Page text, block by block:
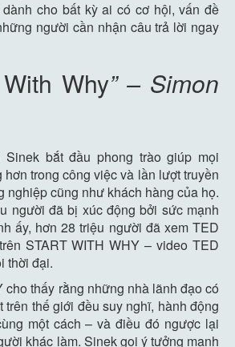
cho bất kỳ ai có cơ hội, vấn đề
người cần nhận câu trả lời ngay
Why” – Simon
Sinek bắt đầu phong trào giúp mọi
trong công việc và lần lượt truyền
nghiệp cũng như khách hàng của họ.
người đã bị xúc động bởi sức mạnh
ấy, hơn 28 triệu người đã xem TED
START WITH WHY – video TED
thời đại.
cho thấy rằng những nhà lãnh đạo có
trên thế giới đều suy nghĩ, hành động
một cách – và điều đó ngược lại
khác làm. Sinek gọi ý tưởng mạnh